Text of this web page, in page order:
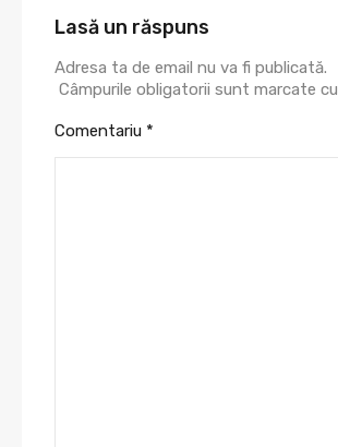
Lasă un răspuns
Adresa ta de email nu va fi publicată.
Câmpurile obligatorii sunt marcate cu
Comentariu *